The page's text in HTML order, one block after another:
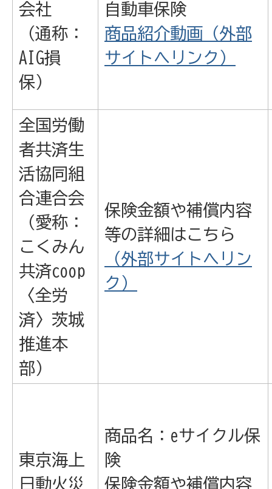
会社
（通称：
AIG損
保）
自動車保険
商品紹介動画（外部
サイトへリンク）
全国労働
者共済生
活協同組
合連合会
（愛称：
こくみん
共済coop
〈全労
済〉茨城
推進本
部）
保険金額や補償内容
等の詳細はこちら
（外部サイトへリン
ク）
東京海上
日動火災
商品名：eサイクル保
険
保険金額や補償内容